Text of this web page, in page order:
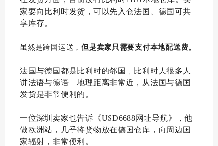
家要向比利时发货，可以先入仓法国、德国可共
享库存。
虽然是跨国运送，但是卖家只需要支付本地配送费。
法国与德国都是比利时的邻国，比利时人很多人
讲法语与德语，地理距离非常近，从法国与德国
发货是非常便利的。
一位深圳卖家也告诉《USD6688网址导航》，他
做欧洲站，几乎将货物放在德国仓库，向周边国
家辐射，非常便利。